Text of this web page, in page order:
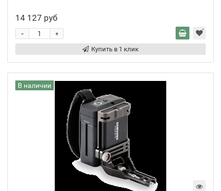
14 127 руб
+
-
Купить в 1 клик
В наличии